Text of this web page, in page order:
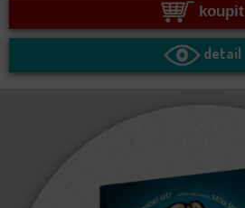
koupit
detail